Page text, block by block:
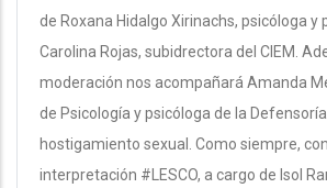
de Roxana Hidalgo Xirinachs, psicóloga y
Carolina Rojas, subidrectora del CIEM.
moderación nos acompañará Amanda
de Psicología y psicóloga de la
hostigamiento sexual. Como siempre,
interpretación #LESCO, a cargo de Isol